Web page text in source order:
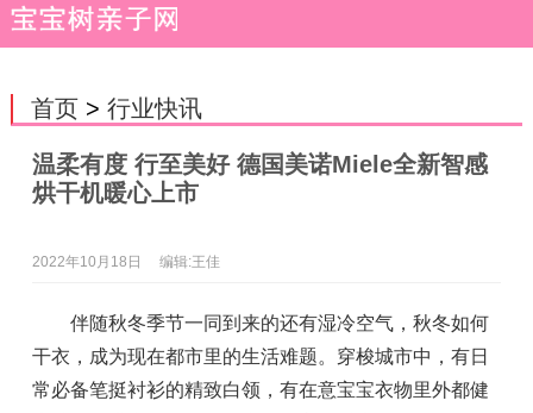
首页> 行业快讯
温柔有度 行至美好 德国美诺Miele全新智感
烘干机暖心上市
2022年10月18日 编辑:王佳
伴随秋冬季节一同到来的还有湿冷空气，秋冬如何
干衣，成为现在都市里的生活难题。穿梭城市中，有日
常必备笔挺衬衫的精致白领，有在意宝宝衣物里外都健